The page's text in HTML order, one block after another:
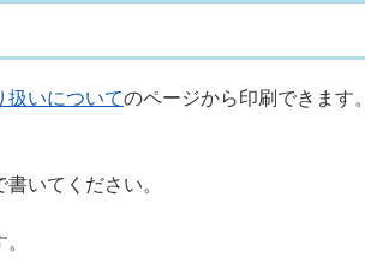
扱いについてのページから印刷できます。
いてください。